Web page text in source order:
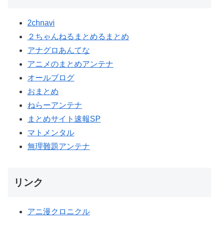
2chnavi
２ちゃんねるまとめるまとめ
アナグロあんてな
アニメのまとめアンテナ
オールブログ
おまとめ
ねらーアンテナ
まとめサイト速報SP
マトメンタル
無理難題アンテナ
リンク
アニ漫クロニクル